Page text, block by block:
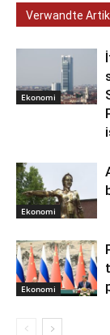
Verwandte
Ekonomi
Ekonomi
Ekonomi